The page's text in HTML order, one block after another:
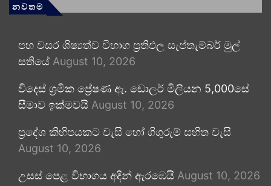
නවතම
පහ වසර ශිෂ්‍යත්ව විභාග ප්‍රතිඵල සැප්තැම්බර් මුල්
සතියේ August 10, 2026
විදෙස් ශ්‍රමික ප්‍රේෂණ ඇ. ඩොලර් මිලියන 5,000සේ
සීමාව ඉක්මවයි August 10, 2026
ප්‍රදේශ කිහිපයකට වැසි හෝ ගිගුරුම් සහිත වැසි
August 10, 2026
උසස් පෙළ විභාගය අදින් ඇරඹෙයි August 10, 2026